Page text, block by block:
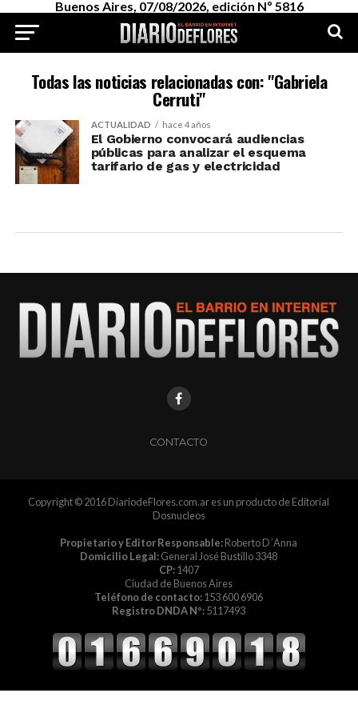
Buenos Aires, 07/08/2026, edición Nº 5816
Todas las noticias relacionadas con: "Gabriela
Cerruti"
ACTUALIDAD hace 4 años
El Gobierno convocará audiencias
públicas para analizar el esquema
tarifario de gas y electricidad
CONTACTO
Copyright © 2016 DiariodeFlores.com.ar es un producto de Editorial
Dosnucleos
Propietario y Editor Responsable:Roberto D´Anna
Domicilio Legal:General José Bustillo 3348
CP:1407
Ciudad de Buenos Aires
Teléfono de contacto:153 600 6906
Registro DNDA Nº:5117493